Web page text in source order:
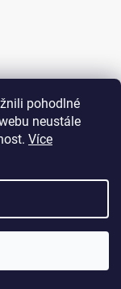
pohodlné
neustále
Více
práva vyhrazena.